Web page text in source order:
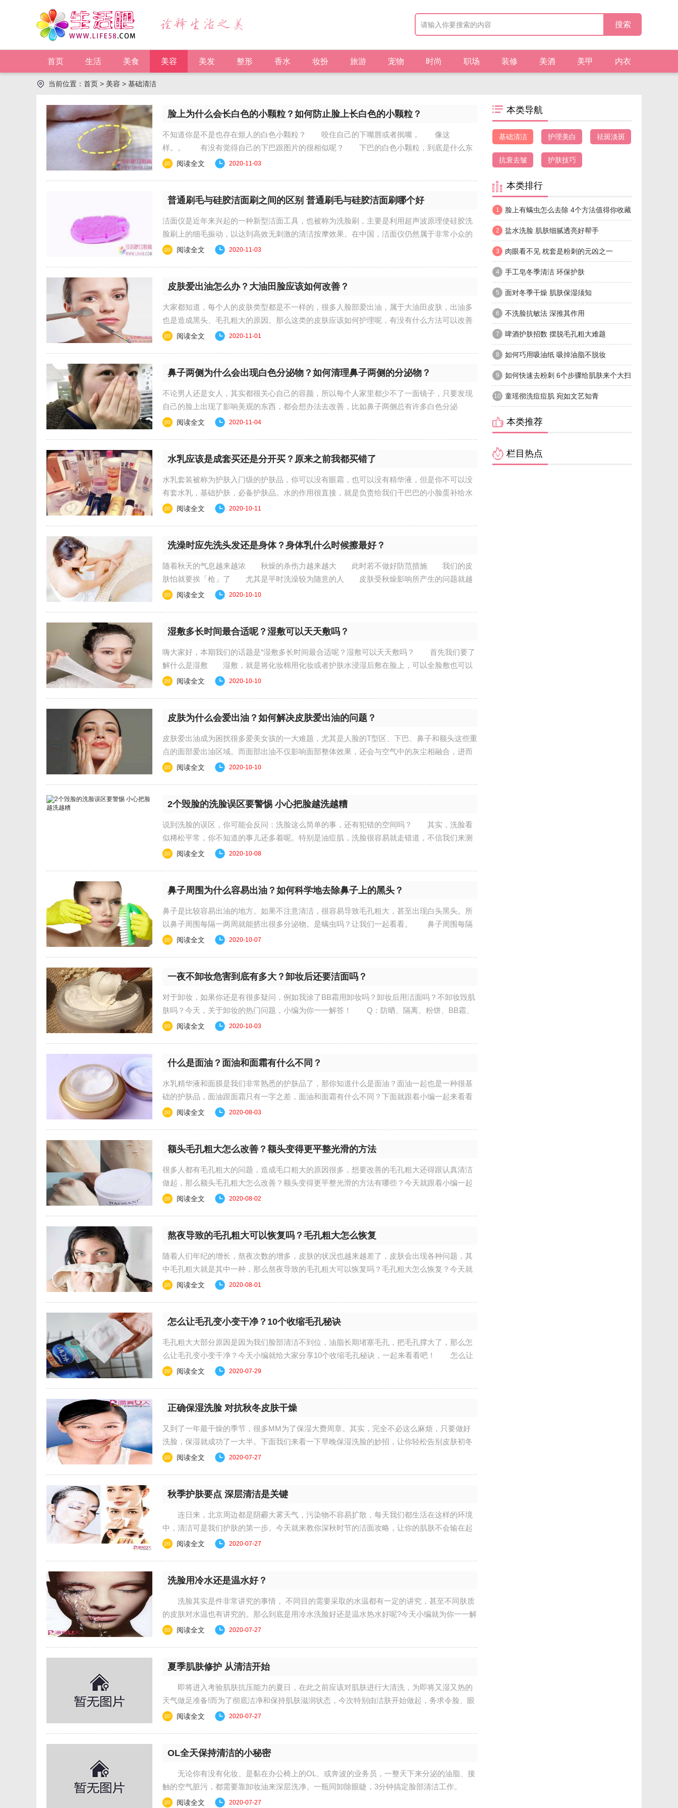
首页 生活 美食 美容 美发 整形 香水 妆扮 旅游 宠物 时尚 职场 装修 美酒 美甲 内衣
当前位置： 首页 > 美容 > 基础清洁
脸上为什么会长白色的小颗粒？如何防止脸上长白色的小颗粒？
不知道你是不是也存在烦人的白色小颗粒？ 咬住自己的下嘴唇或者抿嘴， 像这
样。。 有没有觉得自己的下巴跟图片的很相似呢？ 下巴的白色小颗粒，到底是什么东
西呢？ 其实在抿嘴的时......
阅读全文 2020-11-03
普通刷毛与硅胶洁面刷之间的区别 普通刷毛与硅胶洁面刷哪个好
洁面仪是近年来兴起的一种新型洁面工具，也被称为洗脸刷，主要是利用超声波原理使硅胶洗
脸刷上的细毛振动，以达到高效无刺激的清洁按摩效果。在中国，洁面仪仍然属于非常小众的
产品，在国外使用已......
阅读全文 2020-11-03
皮肤爱出油怎么办？大油田脸应该如何改善？
大家都知道，每个人的皮肤类型都是不一样的，很多人脸部爱出油，属于大油田皮肤，出油多
也是造成黑头、毛孔粗大的原因。那么这类的皮肤应该如何护理呢，有没有什么方法可以改善
肌肤出油的状况呢？......
阅读全文 2020-11-01
鼻子两侧为什么会出现白色分泌物？如何清理鼻子两侧的分泌物？
不论男人还是女人，其实都很关心自己的容颜，所以每个人家里都少不了一面镜子，只要发现
自己的脸上出现了影响美观的东西，都会想办法去改善，比如鼻子两侧总有许多白色分泌
物。 我相信绝大多数......
阅读全文 2020-11-04
水乳应该是成套买还是分开买？原来之前我都买错了
水乳套装被称为护肤入门级的护肤品，你可以没有眼霜，也可以没有精华液，但是你不可以没
有套水乳，基础护肤，必备护肤品。水的作用很直接，就是负责给我们干巴巴的小脸蛋补给水
分，而为了让水分能......
阅读全文 2020-10-11
洗澡时应先洗头发还是身体？身体乳什么时候擦最好？
随着秋天的气息越来越浓 秋燥的杀伤力越来越大 此时若不做好防范措施 我们的皮
肤怕就要挨「枪」了 尤其是平时洗澡较为随意的人 皮肤受秋燥影响所产生的问题就越
多 干燥、发痒、......
阅读全文 2020-10-10
湿敷多长时间最合适呢？湿敷可以天天敷吗？
嗨大家好，本期我们的话题是“湿敷多长时间最合适呢？湿敷可以天天敷吗？ 首先我们要了
解什么是湿敷 湿敷，就是将化妆棉用化妆或者护肤水浸湿后敷在脸上，可以全脸敷也可以
局部敷。 湿敷......
阅读全文 2020-10-10
皮肤为什么会爱出油？如何解决皮肤爱出油的问题？
皮肤爱出油成为困扰很多爱美女孩的一大难题，尤其是人脸的T型区、下巴、鼻子和额头这些重
点的面部爱出油区域。而面部出油不仅影响面部整体效果，还会与空气中的灰尘相融合，进而
导致毛孔粗大、黑头......
阅读全文 2020-10-10
2个毁脸的洗脸误区要警惕 小心把脸越洗越糟
说到洗脸的误区，你可能会反问：洗脸这么简单的事，还有犯错的空间吗？ 其实，洗脸看
似稀松平常，你不知道的事儿还多着呢。特别是油痘肌，洗脸很容易就走错道，不信我们来测
试一下。 洗脸对......
阅读全文 2020-10-08
鼻子周围为什么容易出油？如何科学地去除鼻子上的黑头？
鼻子是比较容易出油的地方。如果不注意清洁，很容易导致毛孔粗大，甚至出现白头黑头。所
以鼻子周围每隔一两周就能挤出很多分泌物。是螨虫吗？让我们一起看看。 鼻子周围每隔
一两周就会挤出大量......
阅读全文 2020-10-07
一夜不卸妆危害到底有多大？卸妆后还要洁面吗？
对于卸妆，如果你还是有很多疑问，例如我涂了BB霜用卸妆吗？卸妆后用洁面吗？不卸妆毁肌
肤吗？今天，关于卸妆的热门问题，小编为你一一解答！ Q：防晒、隔离、粉饼、BB霜、
粉底液……什么样的底......
阅读全文 2020-10-03
什么是面油？面油和面霜有什么不同？
水乳精华液和面膜是我们非常熟悉的护肤品了，那你知道什么是面油？面油一起也是一种很基
础的护肤品，面油跟面霜只有一字之差，面油和面霜有什么不同？下面就跟着小编一起来看看
吧！ 什么是面油......
阅读全文 2020-08-03
额头毛孔粗大怎么改善？额头变得更平整光滑的方法
很多人都有毛孔粗大的问题，造成毛口粗大的原因很多，想要改善的毛孔粗大还得跟认真清洁
做起，那么额头毛孔粗大怎么改善？额头变得更平整光滑的方法有哪些？今天就跟着小编一起
来看看吧！ 额头......
阅读全文 2020-08-02
熬夜导致的毛孔粗大可以恢复吗？毛孔粗大怎么恢复
随着人们年纪的增长，熬夜次数的增多，皮肤的状况也越来越差了，皮肤会出现各种问题，其
中毛孔粗大就是其中一种，那么熬夜导致的毛孔粗大可以恢复吗？毛孔粗大怎么恢复？今天就
跟着小编一起来看看......
阅读全文 2020-08-01
怎么让毛孔变小变干净？10个收缩毛孔秘诀
毛孔粗大大部分原因是因为我们脸部清洁不到位，油脂长期堵塞毛孔，把毛孔撑大了，那么怎
么让毛孔变小变干净？今天小编就给大家分享10个收缩毛孔秘诀，一起来看看吧！ 怎么让
毛孔变小变干净？ ......
阅读全文 2020-07-29
正确保湿洗脸 对抗秋冬皮肤干燥
又到了一年最干燥的季节，很多MM为了保湿大费周章。其实，完全不必这么麻烦，只要做好
洗脸，保湿就成功了一大半。下面我们来看一下早晚保湿洗脸的妙招，让你轻松告别皮肤初冬
干燥。 秋冬正确的洗......
阅读全文 2020-07-27
秋季护肤要点 深层清洁是关键
连日来，北京周边都是阴霾大雾天气，污染物不容易扩散，每天我们都生活在这样的环境
中，清洁可是我们护肤的第一步。今天就来教你深秋时节的洁面攻略，让你的肌肤不会输在起
跑线上。 3步走 ......
阅读全文 2020-07-27
洗脸用冷水还是温水好？
洗脸其实是件非常讲究的事情， 不同目的需要采取的水温都有一定的讲究，甚至不同肤质
的皮肤对水温也有讲究的。那么到底是用冷水洗脸好还是温水热水好呢?今天小编就为你一一解
答... 1、......
阅读全文 2020-07-27
夏季肌肤修护 从清洁开始
即将进入考验肌肤抗压能力的夏日，在此之前应该对肌肤进行大清洗，为即将又湿又热的
天气做足准备!而为了彻底洁净和保持肌肤滋润状态，今次特别由洁肤开始做起，务求令脸、眼
和唇部都可得以全......
阅读全文 2020-07-27
OL全天保持清洁的小秘密
无论你有没有化妆、是黏在办公椅上的OL、或奔波的业务员，一整天下来分泌的油脂、接
触的空气脏污，都需要靠卸妆油来深层洗净。一瓶同卸除眼睫，3分钟搞定脸部清洁工作。
日间保养法则 ......
阅读全文 2020-07-27
本类导航
基础清洁 护理美白 祛斑淡斑
抗衰去皱 护肤技巧
本类排行
1 脸上有螨虫怎么去除 4个方法值得你收藏
2 盐水洗脸 肌肤细腻透亮好帮手
3 肉眼看不见 枕套是粉刺的元凶之一
4 手工皂冬季清洁 环保护肤
5 面对冬季干燥 肌肤保湿须知
6 不洗脸抗敏法 深推其作用
7 啤酒护肤招数 摆脱毛孔粗大难题
8 如何巧用吸油纸 吸掉油脂不脱妆
9 如何快速去粉刺 6个步骤给肌肤来个大扫
除
10 童瑶彻洗痘痘肌 宛如文艺知青
本类推荐
栏目热点